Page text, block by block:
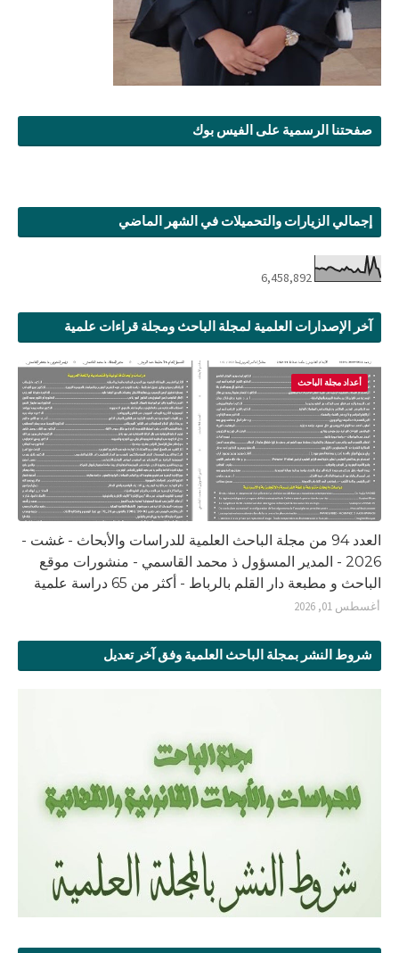
صفحتنا الرسمية على الفيس بوك
إجمالي الزيارات والتحميلات في الشهر الماضي
6,458,892
آخر الإصدارات العلمية لمجلة الباحث ومجلة قراءات علمية
أعداد مجلة الباحث
العدد 94 من مجلة الباحث العلمية للدراسات والأبحاث - غشت -
2026 - المدير المسؤول ذ محمد القاسمي - منشورات موقع
الباحث و مطبعة دار القلم بالرباط - أكثر من 65 دراسة علمية
أغسطس 01, 2026
شروط النشر بمجلة الباحث العلمية وفق آخر تعديل